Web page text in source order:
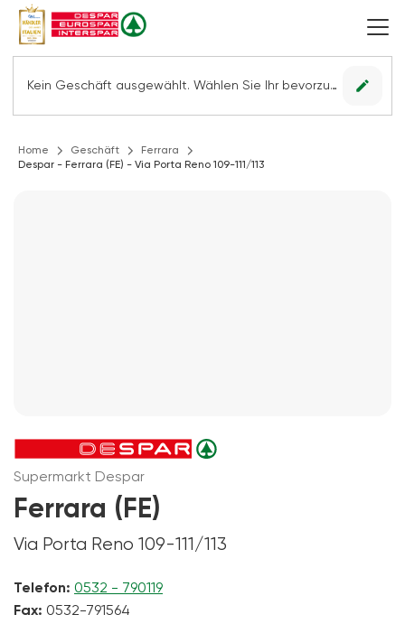
Kein Geschäft ausgewählt. Wählen Sie Ihr bevorzugtes Geschäft, um alle Angebote sehen zu können. edit
Home Geschäft
Ferrara
Despar - Ferrara (FE) - Via Porta Reno 109-111/113
Supermarkt Despar
Ferrara (FE)
Via Porta Reno 109-111/113
Telefon: 0532 - 790119
Fax: 0532-791564